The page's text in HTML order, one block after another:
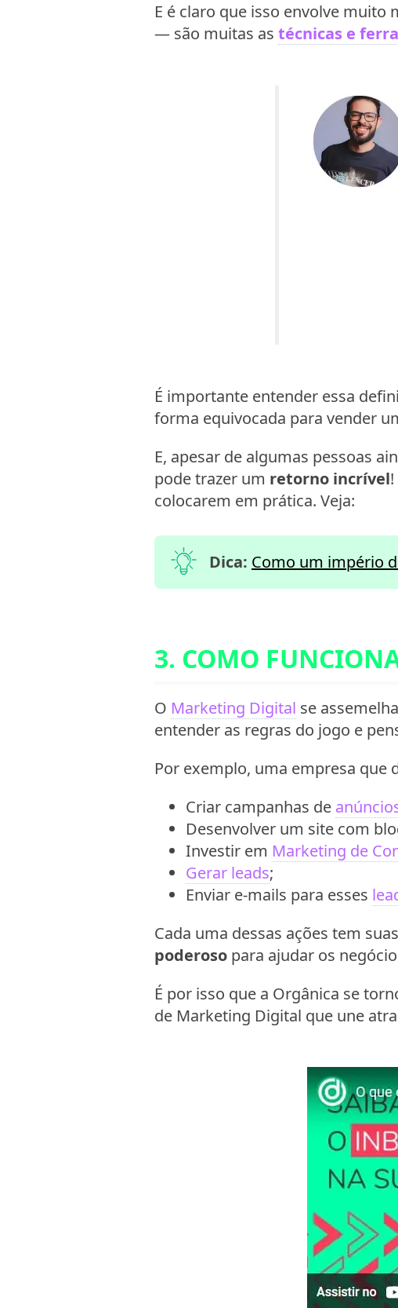
E é claro que isso envolve muito
— são muitas as técnicas e
É importante entender essa
forma equivocada para vender
E, apesar de algumas pessoas
pode trazer um retorno incrível
colocarem em prática. Veja:
Dica: Como um império
3. COMO
O Marketing Digital se
entender as regras do jogo e
Por exemplo, uma empresa que
Criar campanhas de
Desenvolver um site com
Investir em Marketing de
Gerar leads;
Enviar e-mails para esses
Cada uma dessas ações tem
poderoso para ajudar os
É por isso que a Orgânica se
de Marketing Digital que une